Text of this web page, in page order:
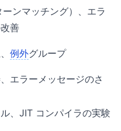
ンマッチング）、エラ
善
例外グループ
エラーメッセージのさ
、JIT コンパイラの実験